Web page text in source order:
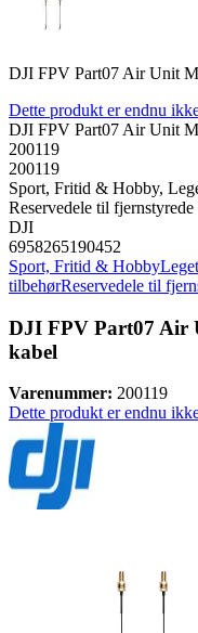
DJI FPV Part07 Air Unit
Dette produkt er endnu
DJI FPV Part07 Air Unit
200119
200119
Sport, Fritid & Hobby,
Reservedele til
DJI
6958265190452
Sport, Fritid & Hobby
tilbehørReservedele til
DJI FPV Part07 Air
kabel
Varenummer: 200119
Dette produkt er endnu